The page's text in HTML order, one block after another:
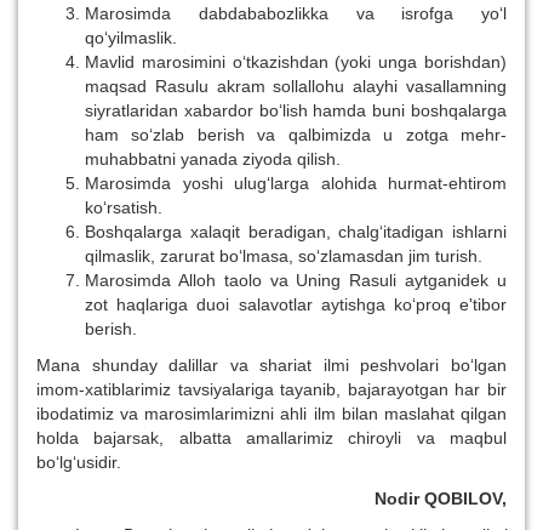
Marosimda dabdababozlikka va isrofga yo‘l
qo‘yilmaslik.
Mavlid marosimini o‘tkazishdan (yoki unga borishdan)
maqsad Rasulu akram sollallohu alayhi vasallamning
siyratlaridan xabardor bo‘lish hamda buni boshqalarga
ham so‘zlab berish va qalbimizda u zotga mehr-
muhabbatni yanada ziyoda qilish.
Marosimda yoshi ulug‘larga alohida hurmat-ehtirom
ko‘rsatish.
Boshqalarga xalaqit beradigan, chalg‘itadigan ishlarni
qilmaslik, zarurat bo‘lmasa, so‘zlamasdan jim turish.
Marosimda Alloh taolo va Uning Rasuli aytganidek u
zot haqlariga duoi salavotlar aytishga ko‘proq e'tibor
berish.
Mana shunday dalillar va shariat ilmi peshvolari bo‘lgan
imom-xatiblarimiz tavsiyalariga tayanib, bajarayotgan har bir
ibodatimiz va marosimlarimizni ahli ilm bilan maslahat qilgan
holda bajarsak, albatta amallarimiz chiroyli va maqbul
bo‘lg‘usidir.
Nodir QOBILOV,